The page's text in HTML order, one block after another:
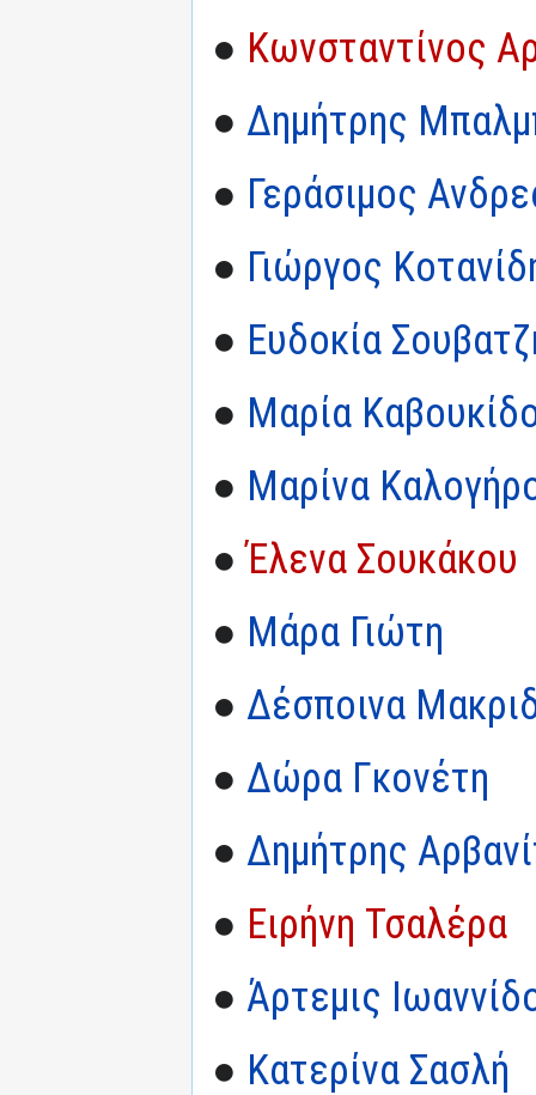
● Κωνσταντίνος
● Δημήτρης
● Γεράσιμος
● Γιώργος
● Ευδοκία
● Μαρία
● Μαρίνα
●Έλενα Σουκάκου
● Μάρα Γιώτη
● Δέσποινα
● Δώρα Γκονέτη
● Δημήτρης
● Ειρήνη Τσαλέρα
● Άρτεμις
● Κατερίνα Σασλή